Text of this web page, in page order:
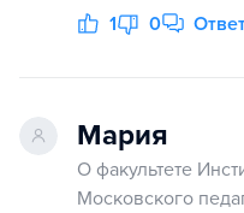
1 0
Мария
О факультете
Московского